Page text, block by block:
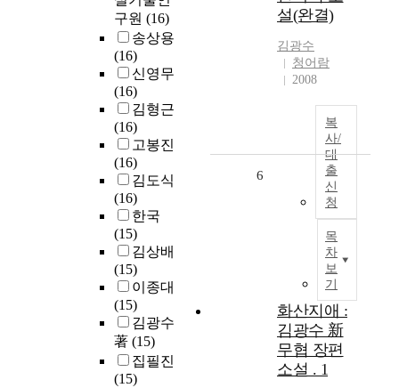
구원 (16)
송상용
(16)
신영무
(16)
김형근
(16)
고봉진
(16)
김도식
(16)
한국
(15)
김상배
(15)
이종대
(15)
김광수
著 (15)
집필진
(15)
설(완결)
김광수
청어람
2008
복
사/
대
출
신
청
목
차
보
기
6
화산지애 :
김광수 新
무협 장편
소설 . 1